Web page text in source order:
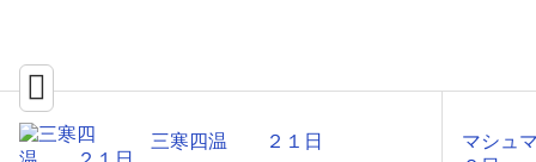
三寒四温 ２１日
マシュ